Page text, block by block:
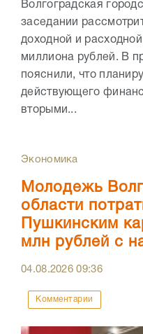
Волгоградская
заседании
доходной и
миллиона рублей. В
пояснили, что
действующего
вторыми...
Экономика
Молодежь
области
Пушкинским
млн рублей с
04.08.202609:36
Комментарии